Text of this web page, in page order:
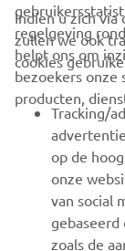
CORPORATE
BUSINESS
MEER
SUPPORT
regelgeving
helpt ons om
bezoekers onze
producten,
Indien u zich via
zullen we ook
cookies
Tracking/
op de
onze
van social
gebaseerd
zoals de